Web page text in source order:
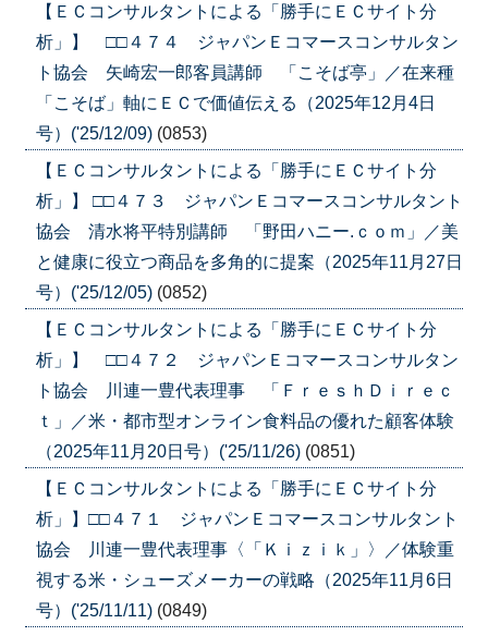
【ＥＣコンサルタントによる「勝手にＥＣサイト分
析」】 □□４７４ ジャパンＥコマースコンサルタン
ト協会 矢崎宏一郎客員講師 「こそば亭」／在来種
「こそば」軸にＥＣで価値伝える（2025年12月4日
号）('25/12/09) (0853)
【ＥＣコンサルタントによる「勝手にＥＣサイト分
析」】 □□４７３ ジャパンＥコマースコンサルタント
協会 清水将平特別講師 「野田ハニー.ｃｏｍ」／美
と健康に役立つ商品を多角的に提案（2025年11月27日
号）('25/12/05) (0852)
【ＥＣコンサルタントによる「勝手にＥＣサイト分
析」】 □□４７２ ジャパンＥコマースコンサルタン
ト協会 川連一豊代表理事 「ＦｒｅｓｈＤｉｒｅｃ
ｔ」／米・都市型オンライン食料品の優れた顧客体験
（2025年11月20日号）('25/11/26) (0851)
【ＥＣコンサルタントによる「勝手にＥＣサイト分
析」】□□４７１ ジャパンＥコマースコンサルタント
協会 川連一豊代表理事〈「Ｋｉｚｉｋ」〉／体験重
視する米・シューズメーカーの戦略（2025年11月6日
号）('25/11/11) (0849)